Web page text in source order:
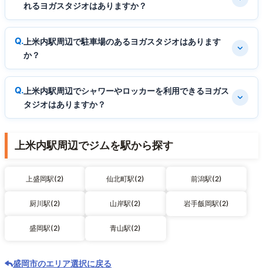
れるヨガスタジオはありますか？
上米内駅周辺で駐車場のあるヨガスタジオはあります
か？
上米内駅周辺でシャワーやロッカーを利用できるヨガス
タジオはありますか？
上米内駅周辺でジムを駅から探す
上盛岡駅(2) 仙北町駅(2) 前潟駅(2)
厨川駅(2) 山岸駅(2) 岩手飯岡駅(2)
盛岡駅(2) 青山駅(2)
盛岡市のエリア選択に戻る